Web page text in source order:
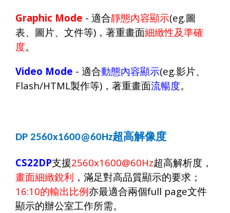
Graphic Mode - 適合靜態內容顯示(eg.圖
表、圖片、文件等) ，著重畫面細緻性及準確
度。
Video Mode - 適合動態內容顯示(eg.影片、
Flash/HTML製作等) ，著重畫面流暢度。
DP 2560x1600@60Hz超高解像度
CS22DP支援2560x1600@60Hz超高解析度，
畫面細緻銳利 ，滿足對高品質顯示的要求；
16:10的輸出比例亦最適合兩個full page文件
顯示的辦公室工作所需。